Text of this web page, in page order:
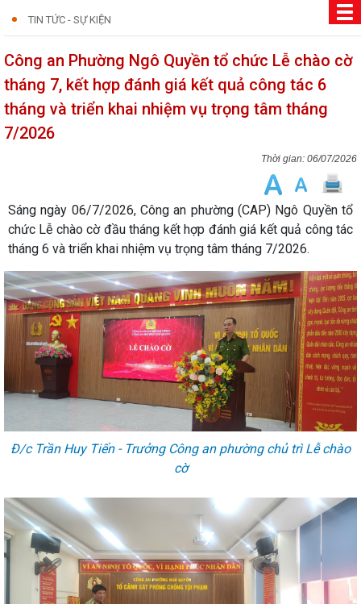
TIN TỨC - SỰ KIỆN
Công an Phường Ngô Quyền tổ chức Lễ chào cờ
tháng 7, kết hợp đánh giá kết quả công tác 6
tháng và triển khai nhiệm vụ trọng tâm tháng
7/2026
06/07/2026
Sáng ngày 06/7/2026, Công an phường (CAP) Ngô Quyền tổ
chức Lễ chào cờ đầu tháng kết hợp đánh giá kết quả công tác
tháng 6 và triển khai nhiệm vụ trọng tâm tháng 7/2026.
Đ/c Trần Huy Tiến - Trưởng Công an phường chủ trì Lễ chào
cờ